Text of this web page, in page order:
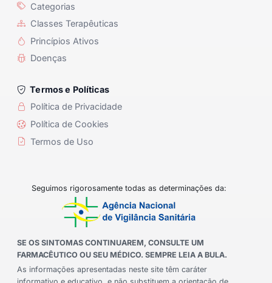
Categorias
Classes Terapêuticas
Princípios Ativos
Doenças
Termos e Políticas
Política de Privacidade
Política de Cookies
Termos de Uso
Seguimos rigorosamente todas as determinações da:
SE OS SINTOMAS CONTINUAREM, CONSULTE UM
FARMACÊUTICO OU SEU MÉDICO. SEMPRE LEIA A BULA.
As informações apresentadas neste site têm caráter
informativo e educativo, e não substituem a orientação de